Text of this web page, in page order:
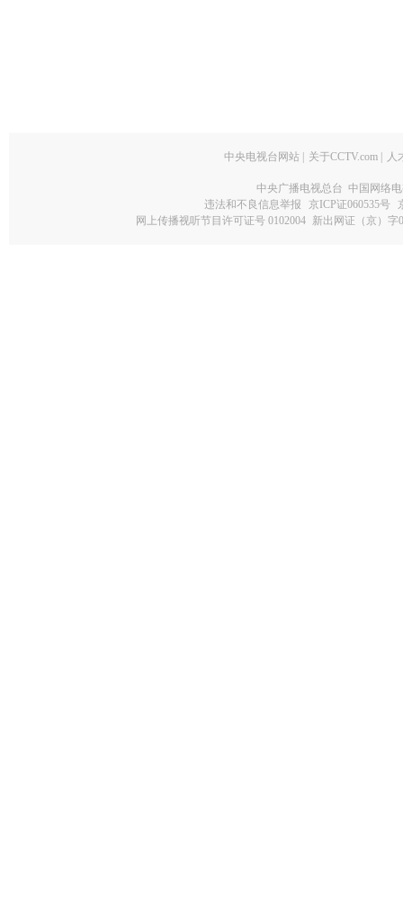
中央电视台网站 | 关于CCTV.com | 人
中央广播电视总台 中国网络
违法和不良信息举报
京ICP证060535号
网上传播视听节目许可证号 0102004 新出网证（京）